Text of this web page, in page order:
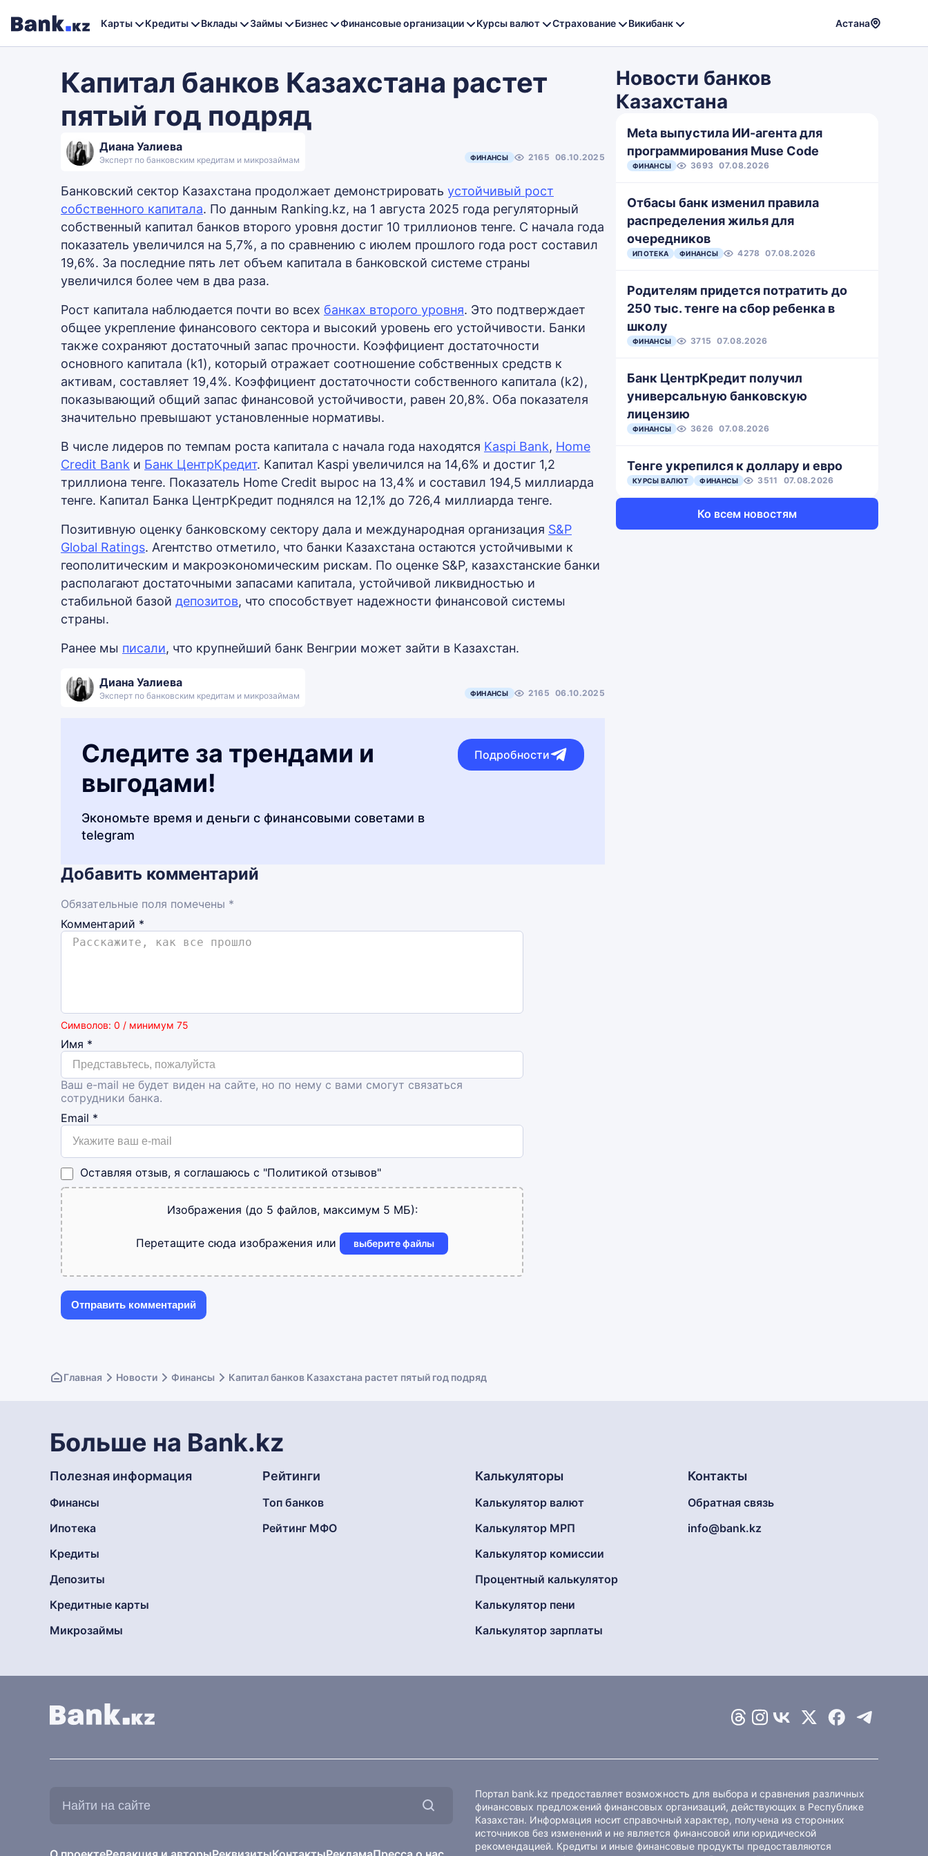
Карты Кредиты Вклады Займы Бизнес Финансовые организации Курсы валют Страхование Викибанк Астана
Капитал банков Казахстана растет
пятый год подряд
Диана Уалиева
Эксперт по банковским кредитам и микрозаймам ФИНАНСЫ 2165 06.10.2025
Банковский сектор Казахстана продолжает демонстрировать устойчивый рост
собственного капитала. По данным Ranking.kz, на 1 августа 2025 года регуляторный
собственный капитал банков второго уровня достиг 10 триллионов тенге. С начала года
показатель увеличился на 5,7%, а по сравнению с июлем прошлого года рост составил
19,6%. За последние пять лет объем капитала в банковской системе страны
увеличился более чем в два раза.
Рост капитала наблюдается почти во всех банках второго уровня. Это подтверждает
общее укрепление финансового сектора и высокий уровень его устойчивости. Банки
также сохраняют достаточный запас прочности. Коэффициент достаточности
основного капитала (k1), который отражает соотношение собственных средств к
активам, составляет 19,4%. Коэффициент достаточности собственного капитала (k2),
показывающий общий запас финансовой устойчивости, равен 20,8%. Оба показателя
значительно превышают установленные нормативы.
В числе лидеров по темпам роста капитала с начала года находятся Kaspi Bank, Home
Credit Bank и Банк ЦентрКредит. Капитал Kaspi увеличился на 14,6% и достиг 1,2
триллиона тенге. Показатель Home Credit вырос на 13,4% и составил 194,5 миллиарда
тенге. Капитал Банка ЦентрКредит поднялся на 12,1% до 726,4 миллиарда тенге.
Позитивную оценку банковскому сектору дала и международная организация S&P
Global Ratings. Агентство отметило, что банки Казахстана остаются устойчивыми к
геополитическим и макроэкономическим рискам. По оценке S&P, казахстанские банки
располагают достаточными запасами капитала, устойчивой ликвидностью и
стабильной базой депозитов, что способствует надежности финансовой системы
страны.
Ранее мы писали, что крупнейший банк Венгрии может зайти в Казахстан.
Диана Уалиева
Эксперт по банковским кредитам и микрозаймам ФИНАНСЫ 2165 06.10.2025
Следите за трендами и
выгодами!
Экономьте время и деньги с финансовыми советами в
telegram
Подробности
Добавить комментарий
Обязательные поля помечены *
Комментарий *
Символов: 0 / минимум 75
Имя *
Ваш e-mail не будет виден на сайте, но по нему с вами смогут связаться
сотрудники банка.
Email *
Оставляя отзыв, я соглашаюсь с "Политикой отзывов"
Изображения (до 5 файлов, максимум 5 МБ):
Перетащите сюда изображения или выберите файлы
Новости банков
Казахстана
Meta выпустила ИИ-агента для
программирования Muse Code
ФИНАНСЫ 3693 07.08.2026
Отбасы банк изменил правила
распределения жилья для
очередников
ИПОТЕКА ФИНАНСЫ 4278 07.08.2026
Родителям придется потратить до
250 тыс. тенге на сбор ребенка в
школу
ФИНАНСЫ 3715 07.08.2026
Банк ЦентрКредит получил
универсальную банковскую
лицензию
ФИНАНСЫ 3626 07.08.2026
Тенге укрепился к доллару и евро
КУРСЫ ВАЛЮТ ФИНАНСЫ 3511 07.08.2026
Ко всем новостям
Главная Новости Финансы Капитал банков Казахстана растет пятый год подряд
Больше на Bank.kz
Полезная информация
Финансы
Ипотека
Кредиты
Депозиты
Кредитные карты
Микрозаймы
Рейтинги
Топ банков
Рейтинг МФО
Калькуляторы
Калькулятор валют
Калькулятор МРП
Калькулятор комиссии
Процентный калькулятор
Калькулятор пени
Калькулятор зарплаты
Контакты
Обратная связь
info@bank.kz
Портал bank.kz предоставляет возможность для выбора и сравнения различных
финансовых предложений финансовых организаций, действующих в Республике
Казахстан. Информация носит справочный характер, получена из сторонних
источников без изменений и не является финансовой или юридической
рекомендацией. Кредиты и иные финансовые продукты предоставляются